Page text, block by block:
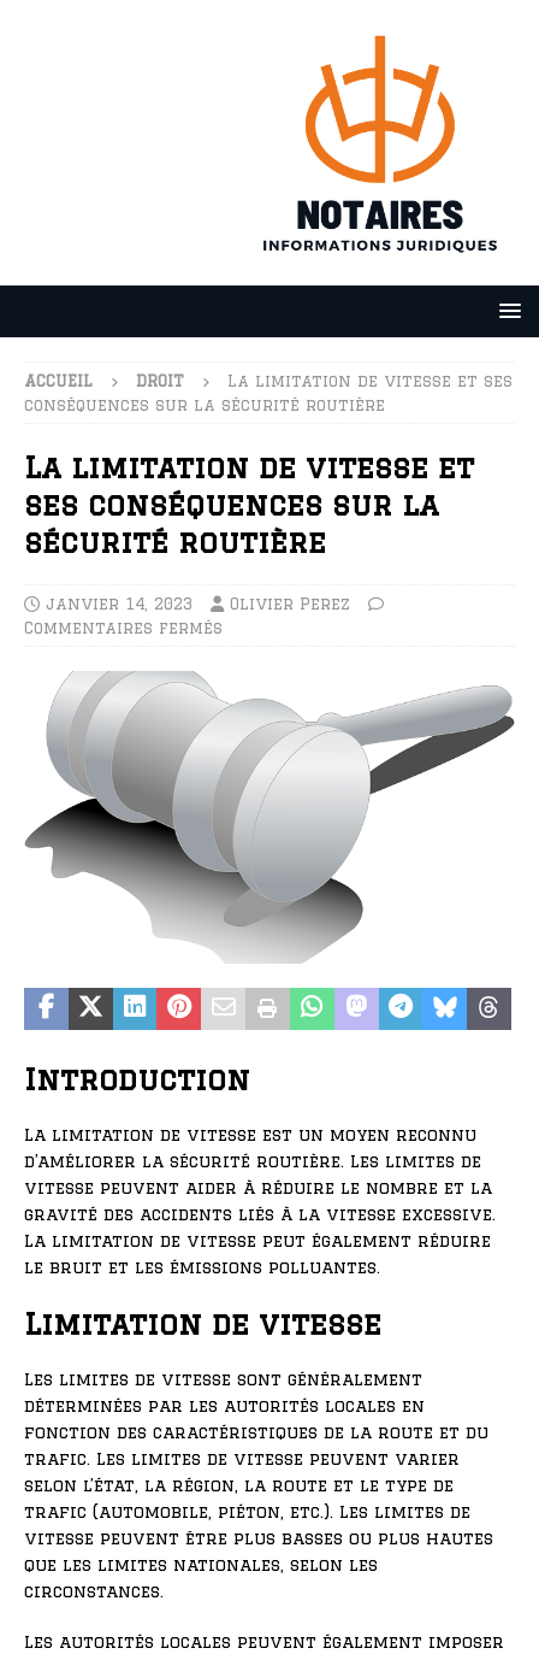
ACCUEIL DROIT
La limitation de vitesse et ses
conséquences sur la sécurité routière
La limitation de vitesse et
ses conséquences sur la
sécurité routière
janvier 14, 2023
Olivier Perez
Commentaires fermés
Introduction
La limitation de vitesse est un moyen reconnu
d’améliorer la sécurité routière. Les limites de
vitesse peuvent aider à réduire le nombre et la
gravité des accidents liés à la vitesse excessive.
La limitation de vitesse peut également réduire
le bruit et les émissions polluantes.
Limitation de vitesse
Les limites de vitesse sont généralement
déterminées par les autorités locales en
fonction des caractéristiques de la route et du
trafic. Les limites de vitesse peuvent varier
selon l’état, la région, la route et le type de
trafic (automobile, piéton, etc.). Les limites de
vitesse peuvent être plus basses ou plus hautes
que les limites nationales, selon les
circonstances.
Les autorités locales peuvent également imposer